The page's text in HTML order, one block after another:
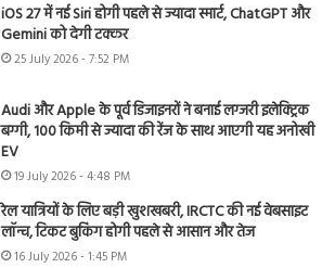
iOS 27 में नई Siri होगी पहले से ज्यादा स्मार्ट, ChatGPT और
Gemini को देगी टक्कर
25 July 2026 - 7:52 PM
Audi और Apple के पूर्व डिजाइनरों ने बनाई लग्जरी इलेक्ट्रिक
बग्गी, 100 किमी से ज्यादा की रेंज के साथ आएगी यह अनोखी
EV
19 July 2026 - 4:48 PM
रेल यात्रियों के लिए बड़ी खुशखबरी, IRCTC की नई वेबसाइट
लॉन्च, टिकट बुकिंग होगी पहले से आसान और तेज
16 July 2026 - 1:45 PM